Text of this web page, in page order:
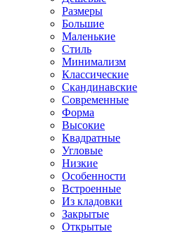
Размеры
Большие
Маленькие
Стиль
Минимализм
Классические
Скандинавские
Современные
Форма
Высокие
Квадратные
Угловые
Низкие
Особенности
Встроенные
Из кладовки
Закрытые
Открытые